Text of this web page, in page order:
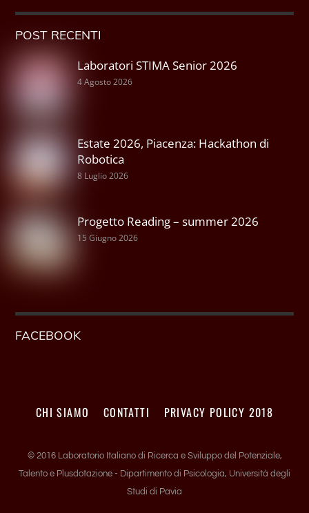
POST RECENTI
Laboratori STIMA Senior 2026
4 Agosto 2026
Estate 2026, Piacenza: Hackathon di
Robotica
8 Luglio 2026
Progetto Reading – summer 2026
15 Giugno 2026
FACEBOOK
CHI SIAMO CONTATTI PRIVACY POLICY 2018
© 2016 Laboratorio Italiano di Ricerca e Sviluppo del Potenziale,
Talento e Plusdotazione - Dipartimento di Psicologia, Università degli
Studi di Pavia